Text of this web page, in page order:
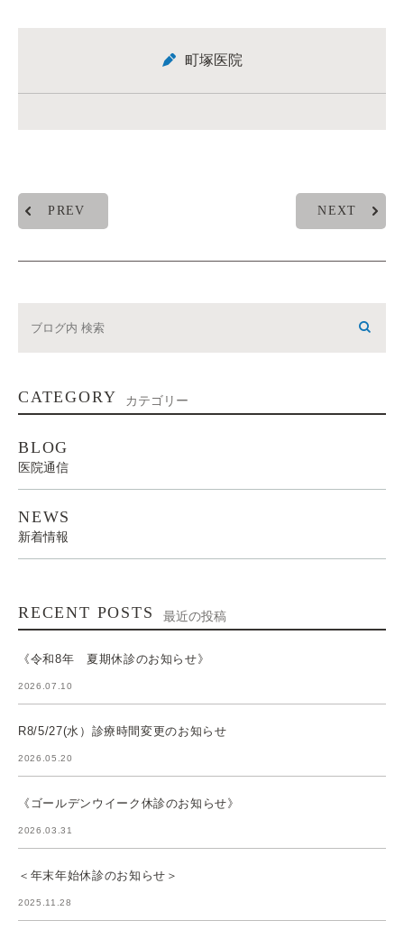
町塚医院
PREV NEXT
CATEGORY カテゴリー
BLOG
医院通信
NEWS
新着情報
RECENT POSTS 最近の投稿
《令和8年 夏期休診のお知らせ》
2026.07.10
R8/5/27(水）診療時間変更のお知らせ
2026.05.20
《ゴールデンウイーク休診のお知らせ》
2026.03.31
＜年末年始休診のお知らせ＞
2025.11.28